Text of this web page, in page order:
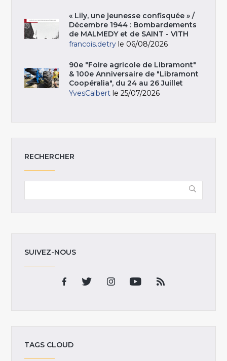
« Lily, une jeunesse confisquée » /
Décembre 1944 : Bombardements
de MALMEDY et de SAINT - VITH
francois.detry le 06/08/2026
90e "Foire agricole de Libramont"
& 100e Anniversaire de "Libramont
Coopéralia", du 24 au 26 Juillet
YvesCalbert le 25/07/2026
RECHERCHER
SUIVEZ-NOUS
TAGS CLOUD